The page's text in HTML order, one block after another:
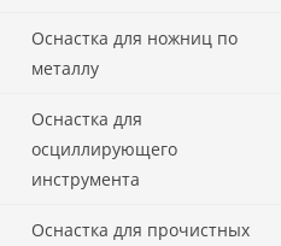
Оснастка для ножниц по
металлу
Оснастка для
осциллирующего
инструмента
Оснастка для прочистных